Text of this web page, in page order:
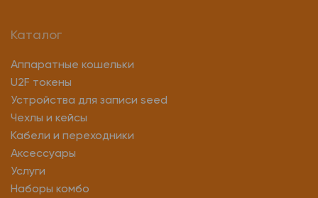
Каталог
Аппаратные кошельки
U2F токены
Устройства для записи seed
Чехлы и кейсы
Кабели и переходники
Аксессуары
Услуги
Наборы комбо